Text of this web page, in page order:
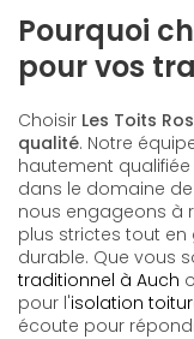
Pourquoi
pour vos
Choisir Les Toits
qualité. Notre
hautement
dans le domaine
nous engageons à
plus strictes tout
durable. Que vous
traditionnel à Auch
pour l'isolation
écoute pour